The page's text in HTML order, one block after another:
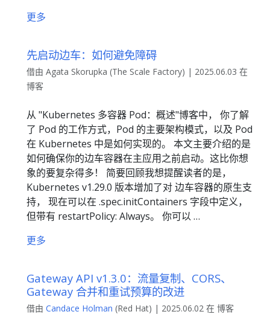
更多
先启动边车：如何避免障碍
借由 Agata Skorupka (The Scale Factory) | 2025.06.03 在
博客
从 "Kubernetes 多容器 Pod：概述"博客中， 你了解
了 Pod 的工作方式，Pod 的主要架构模式，以及 Pod
在 Kubernetes 中是如何实现的。 本文主要介绍的是
如何确保你的边车容器在主应用之前启动。这比你想
象的要复杂得多！ 简要回顾我想提醒读者的是，
Kubernetes v1.29.0 版本增加了对 边车容器的原生支
持， 现在可以在 .spec.initContainers 字段中定义，
但带有 restartPolicy: Always。 你可以 …
更多
Gateway API v1.3.0：流量复制、CORS、
Gateway 合并和重试预算的改进
借由 Candace Holman (Red Hat) | 2025.06.02 在 博客